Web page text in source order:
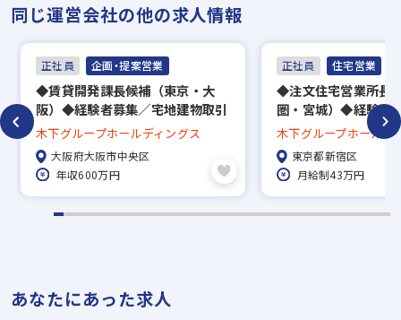
▼
内定
※入社時期は相談に応じます。
※現在、在職中の方も積極的にご応募くださ
い。応募の秘密は厳守いたします。
同じ運営会社の他の求人情報
正社員 企画・提案営業
◆賃貸開発課⻑候補（東京・大
阪）◆経験者募集／宅地建物取引
士資格必須／土日祝休み／年収
600万円～
木下グループホールディングス
大阪府大阪市中央区
年収600万円
正社員 住宅営業
◆注文住宅営業所長
圏・宮城）◆経験者
日120日＆週休2日制
木下グループホールデ
東京都新宿区
月給制43万円
あなたにあった求人